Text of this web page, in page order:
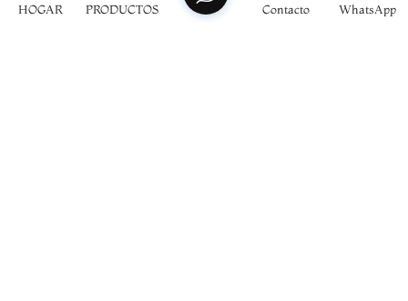
info@marsstone.net
HOGAR PRODUCTOS WhatsApp
Contacto